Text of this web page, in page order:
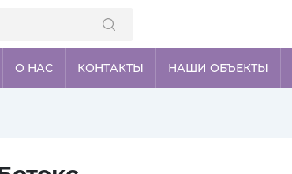
О НАС КОНТАКТЫ НАШИ ОБЪЕКТЫ